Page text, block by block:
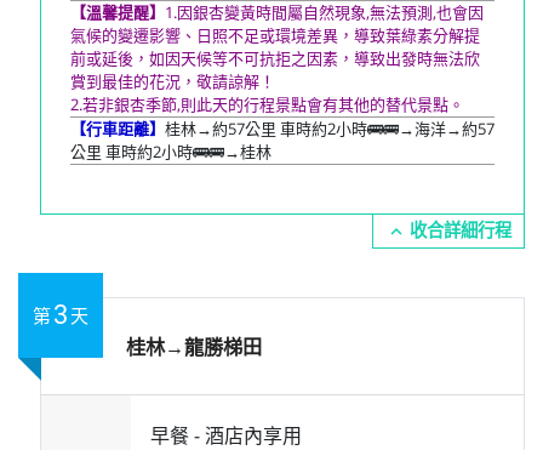
【溫馨提醒】 1.因銀杏變黃時間屬自然現象,無法預測,也會因
氣候的變遷影響、日照不足或環境差異，導致葉綠素分解提
前或延後，如因天候等不可抗拒之因素，導致出發時無法欣
賞到最佳的花況，敬請諒解！
2.若非銀杏季節,則此天的行程景點會有其他的替代景點。
【行車距離】 桂林→約57公里 車時約2小時🚌🚌→海洋→約57
公里 車時約2小時🚌🚌→桂林
expand_more
第3 天
桂林→龍勝梯田
早餐 -酒店內享用